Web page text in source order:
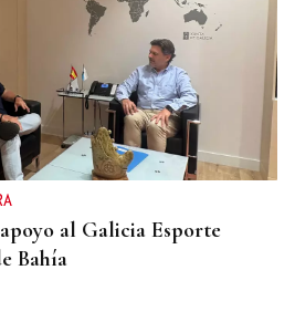
al Galicia Esporte
Bahía